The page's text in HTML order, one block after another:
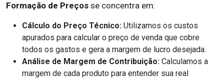
Formação de Preços se concentra em:
Cálculo do Preço Técnico: Utilizamos os custos
apurados para calcular o preço de venda que cobre
todos os gastos e gera a margem de lucro desejada.
Análise de Margem de Contribuição: Calculamos a
margem de cada produto para entender sua real